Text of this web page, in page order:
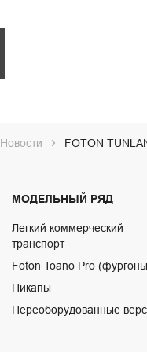
Новости FOTON
МОДЕЛЬНЫЙ РЯД
Легкий коммерческий
транспорт
Foton Toano Pro
Пикапы
Переоборудованные